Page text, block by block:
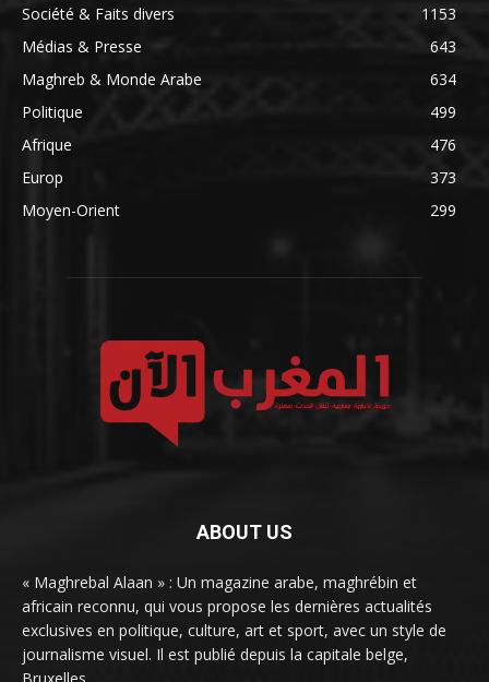
Société & Faits divers
1153
Médias & Presse
643
Maghreb & Monde Arabe
634
Politique
499
Afrique
476
Europ
373
Moyen-Orient
299
ABOUT US
« Maghrebal Alaan » : Un magazine arabe, maghrébin et
africain reconnu, qui vous propose les dernières actualités
exclusives en politique, culture, art et sport, avec un style de
journalisme visuel. Il est publié depuis la capitale belge,